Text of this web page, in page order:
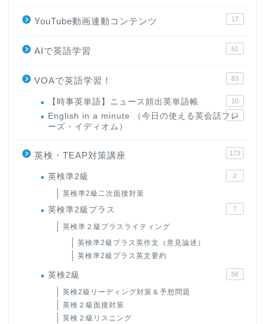
YouTube動画連動コンテンツ 17
AIで英語学習 61
VOAで英語学習！ 83
【時事英単語】ニュース頻出英単語帳 10
English in a minute （今日の使える英会話フレ
ーズ・イディオム）
63
英検・TEAP対策講座 173
英検準2級 2
英検準2級二次面接対策
英検準2級プラス 7
英検準２級プラスライティング
英検準2級プラス英作文（意見論述）
英検準2級プラス英文要約
英検2級 58
英検2級リーディング対策＆予想問題
英検２級面接対策
英検２級リスニング